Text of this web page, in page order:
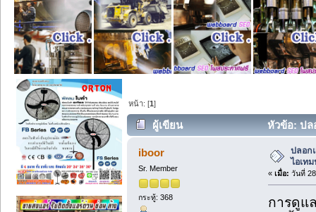
หน้า: [1]
ผู้เขียน
หัวข้อ: ปล
ร์ท (อ่าน 38 ครั้ง)
iboor
Sr. Member
กระทู้: 368
ปลอก
ไอเท
« เมื่อ: วันที่
การดูแ